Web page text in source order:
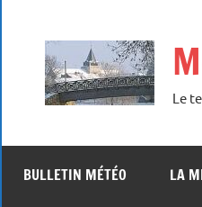
contenu
Le
BULLETIN MÉTÉO LA